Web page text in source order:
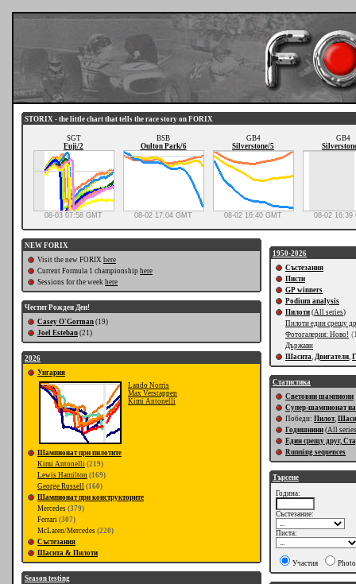
STORIX - the little chart that tells the race story on FORIX
SGT
Fuji/2
08-03 07:58 GMT
BSB
Oulton Park/6
08-02 17:04 GMT
GB4
Silverstone/5
08-02 16:40 GMT
GB4
08-02 16:39
NEW FORIX
Visit the new FORIX here
Current Formula 1 championship here
Sessions for the week here
Честит Рожден Ден!
Casey O'Gorman (19)
Joel Esteban (21)
2026
Унгария
Lando Norris
Max Verstappen
Kimi Antonelli
Шампионат при пилотите
Kimi Antonelli (219)
Lewis Hamilton (169)
George Russell (160)
Шампионат при конструкторите
Mercedes (379)
Ferrari (307)
McLaren/Mercedes (220)
Състезания
Шасита & Пилоти
Season testing
1950-2026
Състезания
Писти
GP winners
Podium analysis
Пилоти (All series)
Пилоти един срещу
Фотогалерия: Ново!
Държави
Шасита, Двигатели,
Статистика
Световни шампиони
Супер-шампионат на
Победи: Пилот, Шаси
Годишнини (All series
Един срещу друг,
Running sequences
Търсене
Година:
Състезание:
Писта:
Участия